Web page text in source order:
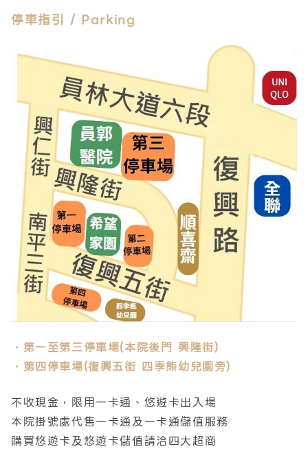
停車指引 / Parking
・第一至第三停車場(本院後門 興隆街)
・第四停車場(復興五街 四季熊幼兒園旁)
不收現金 ，限用一卡通、悠遊卡出入場
本院掛號處代售一卡通及一卡通儲值服務
購買悠遊卡及悠遊卡儲值請洽四大超商